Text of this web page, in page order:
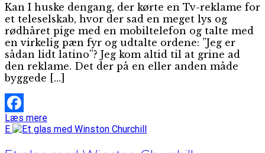
Kan I huske dengang, der kørte en Tv-reklame for
et teleselskab, hvor der sad en meget lys og
rødhåret pige med en mobiltelefon og talte med
en virkelig pæn fyr og udtalte ordene: ”Jeg er
sådan lidt latino”? Jeg kom altid til at grine ad
den reklame. Det der på en eller anden måde
byggede […]
Facebook
Læs mere
E